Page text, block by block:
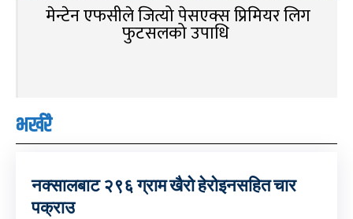
मेन्टेन एफसीले जित्यो पेसएक्स प्रिमियर लिग
फुटसलको उपाधि
भर्खरै
नक्सालबाट २९६ ग्राम खैरो हेरोइनसहित चार
पक्राउ